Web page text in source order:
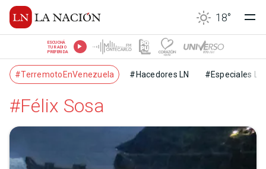
18°
ESCUCHÁ
TU RADIO
PREFERIDA
#TerremotoEnVenezuela #Hacedores LN #Especiales LN
#Félix Sosa